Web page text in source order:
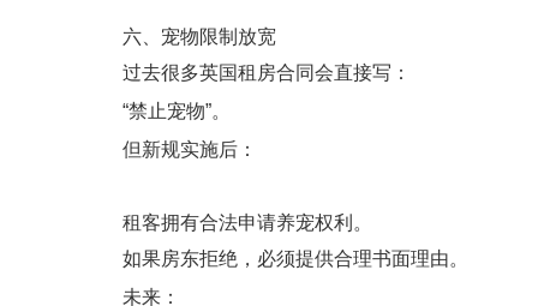
六、宠物限制放宽
过去很多英国租房合同会直接写：
“禁止宠物”。
但新规实施后：
租客拥有合法申请养宠权利。
如果房东拒绝，必须提供合理书面理由。
未来：